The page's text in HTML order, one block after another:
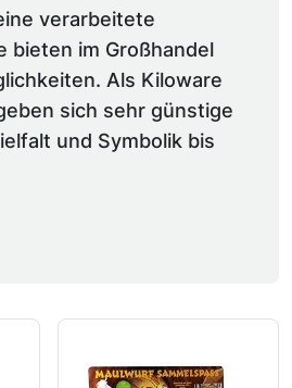
verarbeitete
bieten im Großhandel
Als Kiloware
sich sehr günstige
und Symbolik bis